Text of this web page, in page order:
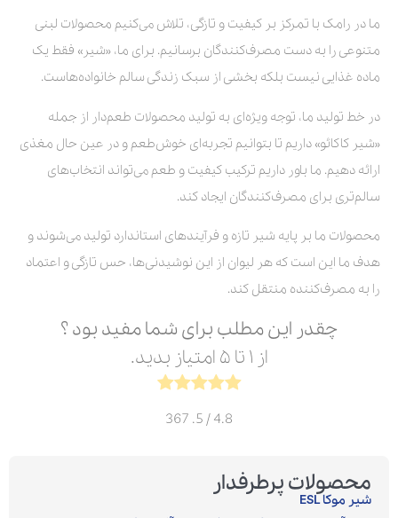
ما در رامک با تمرکز بر کیفیت و تازگی، تلاش می‌کنیم محصولات لبنی
متنوعی را به دست مصرف‌کنندگان برسانیم. برای ما، «شیر» فقط یک
ماده غذایی نیست بلکه بخشی از سبک زندگی سالم خانواده‌هاست.
در خط تولید ما، توجه ویژه‌ای به تولید محصولات طعم‌دار از جمله
«شیر کاکائو» داریم تا بتوانیم تجربه‌ای خوش‌طعم و در عین حال مغذی
ارائه دهیم. ما باور داریم ترکیب کیفیت و طعم می‌تواند انتخاب‌های
سالم‌تری برای مصرف‌کنندگان ایجاد کند.
محصولات ما بر پایه شیر تازه و فرآیندهای استاندارد تولید می‌شوند و
هدف ما این است که هر لیوان از این نوشیدنی‌ها، حس تازگی و اعتماد
را به مصرف‌کننده منتقل کند.
چقدر این مطلب برای شما مفید بود ؟
از ۱ تا ۵ امتیاز بدید.
4.8
/ 5.
367
محصولات پرطرفدار
شیر موکا ESL